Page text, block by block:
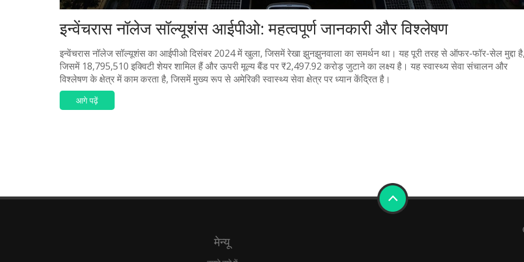
इन्वेंचरास नॉलेज सॉल्यूशंस आईपीओ: महत्वपूर्ण जानकारी और विश्लेषण
इन्वेंचरास नॉलेज सॉल्यूशंस का आईपीओ दिसंबर 2024 में खुला, जिसमें रेखा झुनझुनवाला का समर्थन था। यह पूरी तरह से ऑफर-फॉर-सेल मुद्दा है,
जिसमें 18,795,510 इक्विटी शेयर शामिल हैं और ऊपरी मूल्य बैंड पर ₹2,497.92 करोड़ जुटाने का लक्ष्य है। यह स्वास्थ्य सेवा संचालन और
विश्लेषण के क्षेत्र में काम करता है, जिसमें मुख्य रूप से अमेरिकी स्वास्थ्य सेवा क्षेत्र पर ध्यान केंद्रित है।
आगे पढ़ें
मेन्यू